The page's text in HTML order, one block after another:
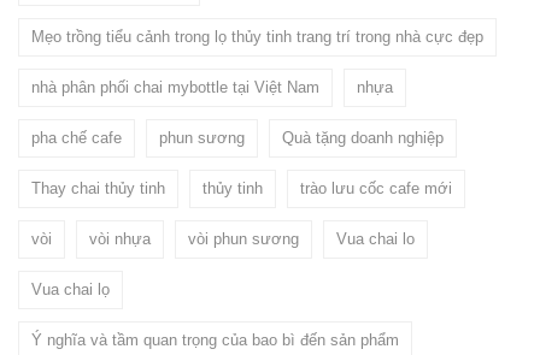
Mẹo trồng tiểu cảnh trong lọ thủy tinh trang trí trong nhà cực đẹp
nhà phân phối chai mybottle tại Việt Nam nhựa
pha chế cafe phun sương Quà tặng doanh nghiệp
Thay chai thủy tinh thủy tinh trào lưu cốc cafe mới
vòi vòi nhựa vòi phun sương Vua chai lo
Vua chai lọ
Ý nghĩa và tầm quan trọng của bao bì đến sản phẩm